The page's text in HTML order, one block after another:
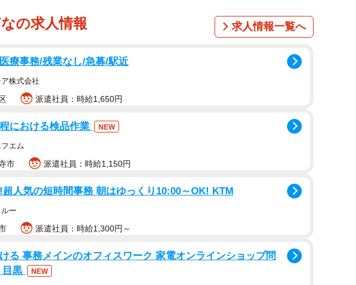
の形態が合わなくなり、やはり隙間ができて虫歯や歯周病になってしま
のようなもので、湿気も十分。歯科用金属の中にはイオン化して溶け出
ク質と結合して、これまで体にはなかった新たな物質ができる場合があ
とっては異物と認識され、アレルギー反応が起こるのです。
アレルギーは発症までに時間がかかり、直接触れていない手のひらや足
のふくろのようなものができることもあります。金属の詰め物やかぶせ
を使って治療することで症状は治まってきます。
に金属が使われるのでしょう？かむ時に奥歯にかかる力は数十キログラ
あります。強い力に耐えられる材料として、以前から金属は用いられて
康保険適用の材料で治療を受けると、患者さんの経済的負担も軽くて済
の求人情報 求人情報一覧へ
療事務/残業なし/急募/駅近
株式会社
派遣社員：時給1,650円
における検品作業 NEW
エム
市 派遣社員：時給1,150円
人気の短時間事務 朝はゆっくり10:00～OK! KTM
ー
派遣社員：時給1,300円～
る 事務メインのオフィスワーク 家電オンラインショップ問
目黒
NEW